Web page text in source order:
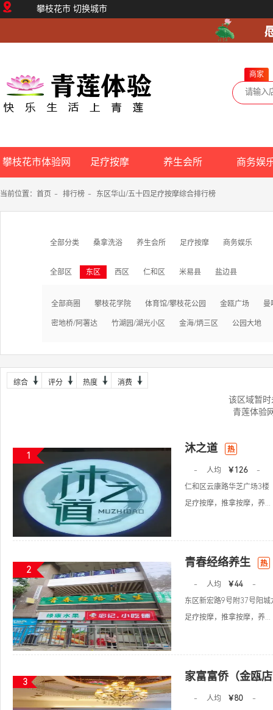
攀枝花市 切换城市
商家
攀枝花市体验网 足疗按摩 养生会所 商务娱
当前位置： 首页 - 排行榜 - 东区华山/五十四足疗按摩综合排行榜
全部分类 桑拿洗浴 养生会所 足疗按摩 商务娱乐
全部区 东区 西区 仁和区 米易县 盐边县
全部商圈 攀枝花学院 体育馆/攀枝花公园 金瓯广场 曼
密地桥/阿署达 竹湖园/湖光小区 金海/炳三区 公园大地
综合 评分 热度 消费
该区域暂
青莲体验
1
沐之道 热
- 人均 ￥126
-
仁和区云康路华芝广场3楼
足疗按摩，推拿按摩，养...
2
青春经络养生 热
- 人均 ￥44
-
东区新宏路9号附37号阳
足疗按摩，推拿按摩，养...
3 家富富侨（金瓯
- 人均 ￥80
-